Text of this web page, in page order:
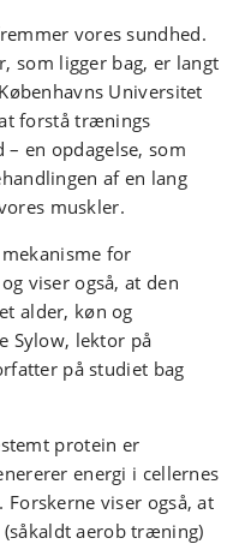
vores sundhed.
som ligger bag, er langt
Universitet
forstå trænings
en opdagelse, som
af en lang
muskler.
for
viser også, at den
alder, køn og
Sylow, lektor på
på studiet bag
protein er
energi i cellernes
viser også, at
aerob træning)